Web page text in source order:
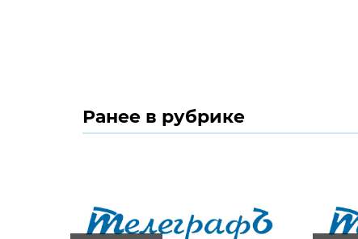
Ранее в рубрике